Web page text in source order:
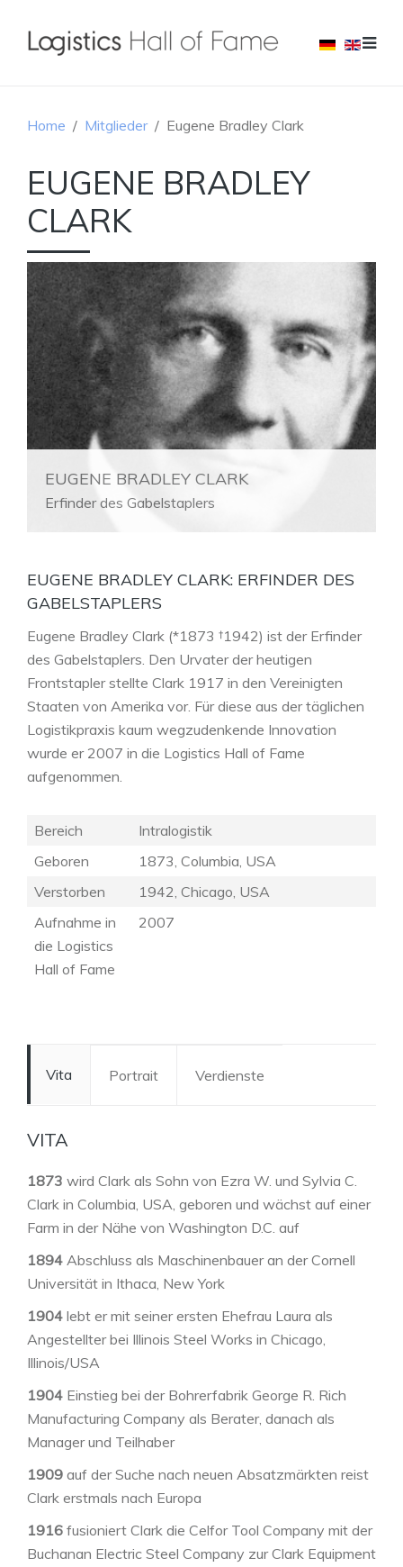
Home Mitglieder Eugene Bradley Clark
EUGENE BRADLEY
CLARK
EUGENE BRADLEY CLARK
Erfinder des Gabelstaplers
EUGENE BRADLEY CLARK: ERFINDER DES
GABELSTAPLERS
Eugene Bradley Clark (*1873 †1942) ist der Erfinder
des Gabelstaplers. Den Urvater der heutigen
Frontstapler stellte Clark 1917 in den Vereinigten
Staaten von Amerika vor. Für diese aus der täglichen
Logistikpraxis kaum wegzudenkende Innovation
wurde er 2007 in die Logistics Hall of Fame
aufgenommen.
Bereich
Intralogistik
Geboren
1873, Columbia, USA
Verstorben
1942, Chicago, USA
Aufnahme in
die Logistics
Hall of Fame
2007
Vita Portrait Verdienste
VITA
1873 wird Clark als Sohn von Ezra W. und Sylvia C.
Clark in Columbia, USA, geboren und wächst auf einer
Farm in der Nähe von Washington D.C. auf
1894 Abschluss als Maschinenbauer an der Cornell
Universität in Ithaca, New York
1904 lebt er mit seiner ersten Ehefrau Laura als
Angestellter bei Illinois Steel Works in Chicago,
Illinois/USA
1904 Einstieg bei der Bohrerfabrik George R. Rich
Manufacturing Company als Berater, danach als
Manager und Teilhaber
1909 auf der Suche nach neuen Absatzmärkten reist
Clark erstmals nach Europa
1916 fusioniert Clark die Celfor Tool Company mit der
Buchanan Electric Steel Company zur Clark Equipment